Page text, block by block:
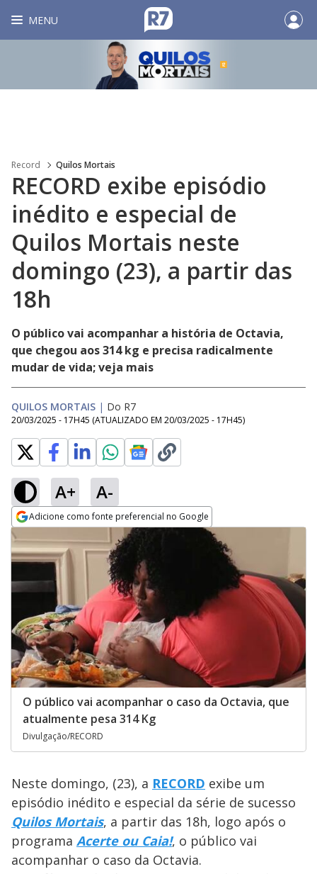
MENU
Record Quilos Mortais
RECORD exibe episódio
inédito e especial de
Quilos Mortais neste
domingo (23), a partir das
18h
O público vai acompanhar a história de Octavia,
que chegou aos 314 kg e precisa radicalmente
mudar de vida; veja mais
QUILOS MORTAIS | Do R7
20/03/2025 - 17H45 (ATUALIZADO EM 20/03/2025 - 17H45)
A+ A-
Adicione como fonte preferencial no Google
Opens in new window
O público vai acompanhar o caso da Octavia, que
atualmente pesa 314 Kg
Divulgação/RECORD
Neste domingo, (23), a RECORD exibe um
episódio inédito e especial da série de sucesso
Quilos Mortais, a partir das 18h, logo após o
programa Acerte ou Caia!, o público vai
acompanhar o caso da Octavia.